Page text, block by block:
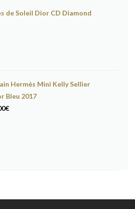
de Soleil Dior CD Diamond
Hermès Mini Kelly Sellier
Bleu 2017
€